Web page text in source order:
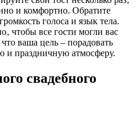
и комфортно. Обратите
голоса и язык тела.
чтобы все гости могли вас
ваша цель – порадовать
и праздничную атмосферу.
свадебного